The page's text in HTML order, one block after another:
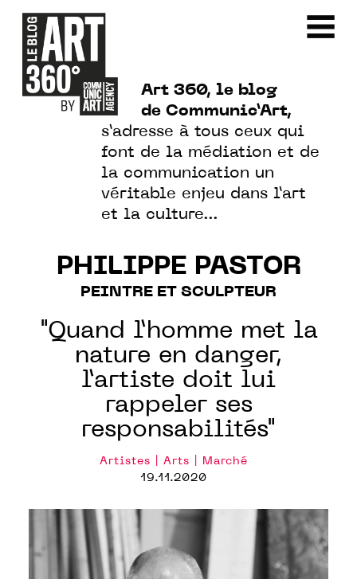
Art 360, le blog
de Communic’Art,
s’adresse à tous ceux qui
font de la médiation et de
la communication un
véritable enjeu dans l’art
et la culture…
PHILIPPE PASTOR
PEINTRE ET SCULPTEUR
"Quand l’homme met la
nature en danger,
l’artiste doit lui
rappeler ses
responsabilités"
Artistes | Arts | Marché
19.11.2020